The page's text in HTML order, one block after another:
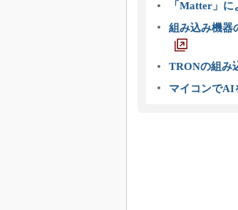
「Matter」
組み込み機器
TRONの組み
マイコンでAI